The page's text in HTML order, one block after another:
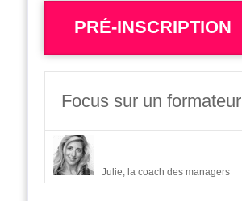
PRÉ-INSCRIPTION
Focus sur un formateur
Julie, la coach des managers